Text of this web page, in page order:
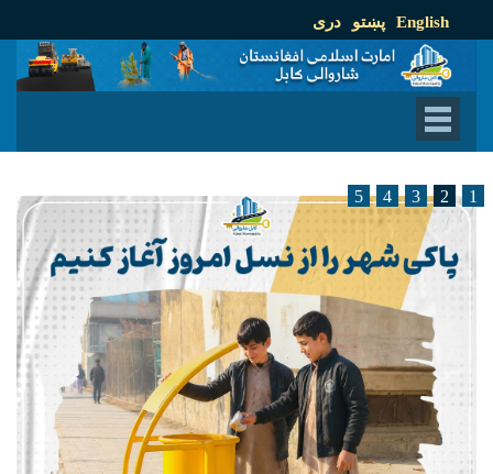
دری پښتو English
1
2
3
4
5